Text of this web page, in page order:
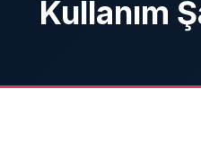
Kullanım